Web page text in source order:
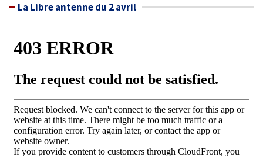
La Libre antenne du 2 avril